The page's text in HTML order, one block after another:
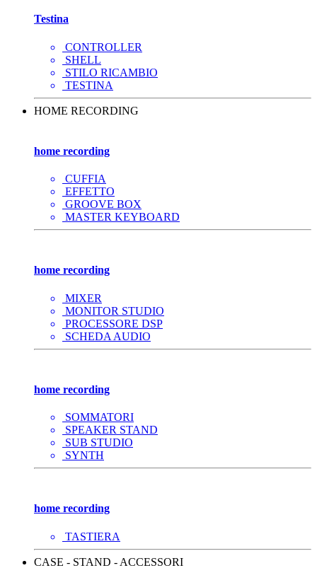
Testina
CONTROLLER
SHELL
STILO RICAMBIO
TESTINA
HOME RECORDING
home recording
CUFFIA
EFFETTO
GROOVE BOX
MASTER KEYBOARD
home recording
MIXER
MONITOR STUDIO
PROCESSORE DSP
SCHEDA AUDIO
home recording
SOMMATORI
SPEAKER STAND
SUB STUDIO
SYNTH
home recording
TASTIERA
CASE - STAND - ACCESSORI